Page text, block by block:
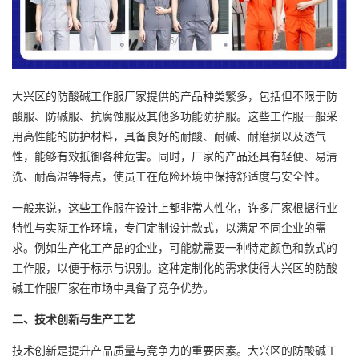
大兴区的防酸碱工作服厂家提供的产品种类繁多，包括但不限于防
酸服、防碱服、抗腐蚀服及其他多功能防护服。这些工作服一般采
用高性能的防护材料，具备良好的耐酸、耐碱、耐磨损以及透气
性，能够有效抵御各种危害。同时，厂家的产品还具有轻便、易清
洗、耐高温等特点，使员工在危险环境中保持舒适度与安全性。
一般来说，这些工作服在设计上都非常人性化，许多厂家根据行业
特性与实际工作环境，专门定制设计款式，以满足不同企业的需
求。例如生产化工产品的企业，可能就需要一种特定颜色和款式的
工作服，以便于标示与识别。这种定制化的需求使得大兴区的防酸
碱工作服厂家在市场中具备了竞争优势。
二、技术创新与生产工艺
技术创新是提升产品质量与竞争力的重要因素。大兴区的防酸碱工